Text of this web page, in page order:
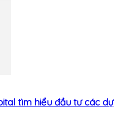
tìm hiểu đầu tư các dự